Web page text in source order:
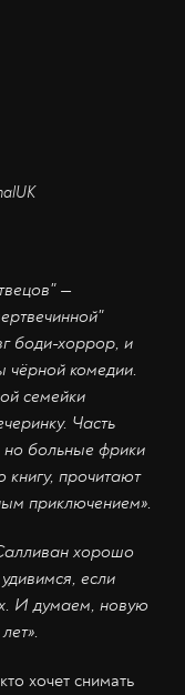
—
боди-хоррор, и
чёрной комедии.
семейки
Часть
но больные фрики
книгу, прочитают
приключением».
хорошо
если
И думаем, новую
хочет снимать